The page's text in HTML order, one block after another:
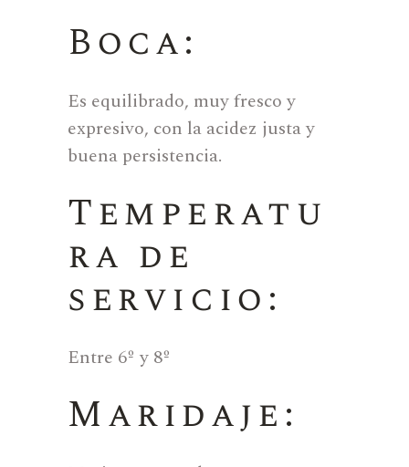
Boca:
Es equilibrado, muy fresco y
expresivo, con la acidez justa y
buena persistencia.
Temperatu
ra de
servicio:
Entre 6º y 8º
Maridaje: